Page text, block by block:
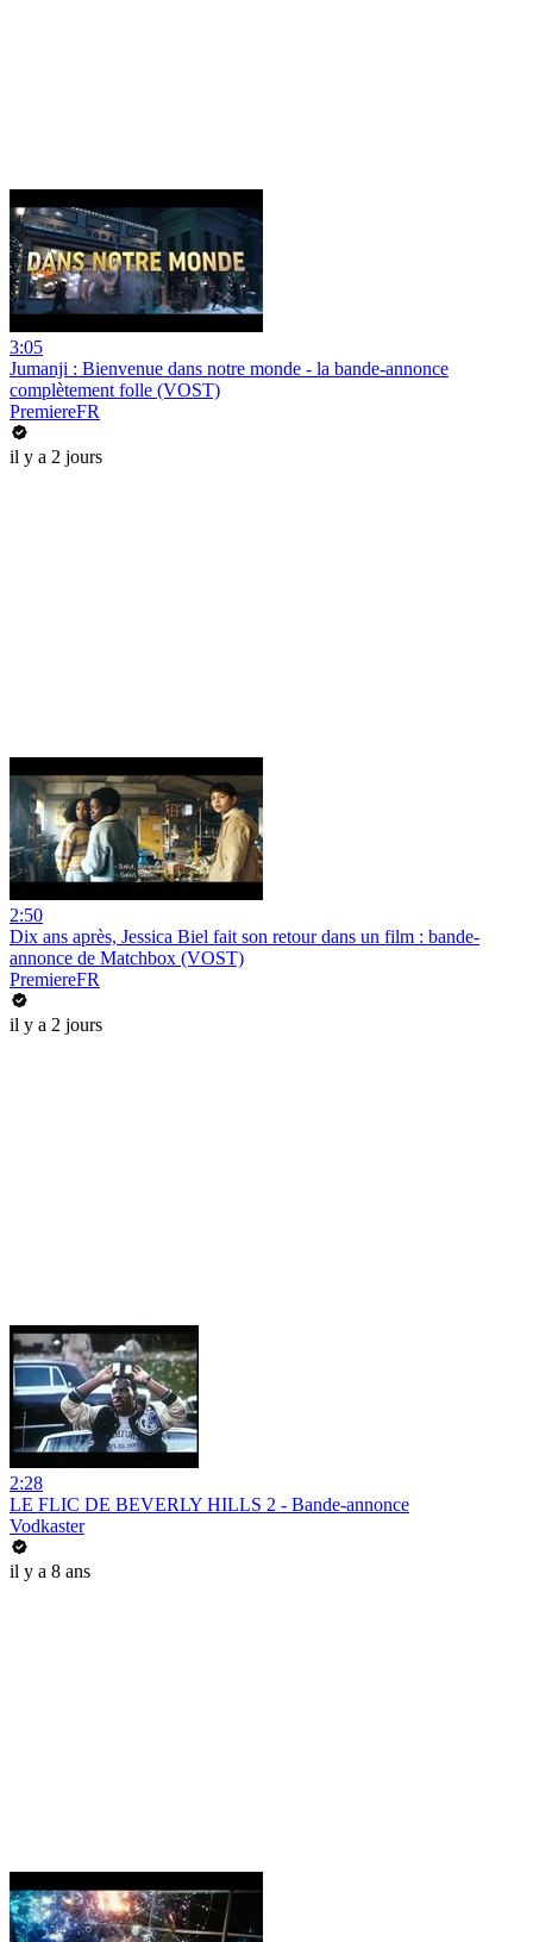
3:05
Jumanji : Bienvenue dans notre monde - la bande-annonce
complètement folle (VOST)
PremiereFR
il y a 2 jours
2:50
Dix ans après, Jessica Biel fait son retour dans un film : bande-
annonce de Matchbox (VOST)
PremiereFR
il y a 2 jours
2:28
LE FLIC DE BEVERLY HILLS 2 - Bande-annonce
Vodkaster
il y a 8 ans